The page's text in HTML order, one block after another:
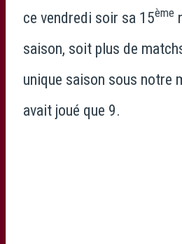
ce vendredi soir sa 15ème
saison, soit plus de
unique saison sous notre
avait joué que 9.